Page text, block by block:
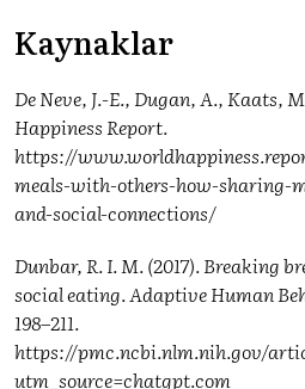
Kaynaklar
De Neve, J.-E., Dugan, A., Kaats,
Happiness Report.
https://
meals-with-others-how-sharing-
and-social-connections/
Dunbar, R. I. M. (2017). Breaking
social eating. Adaptive Human
198–211.
https://pmc.ncbi.nlm.nih.gov/
utm_source=chatgpt.com